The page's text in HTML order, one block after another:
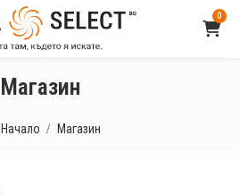
0
Магазин
Начало Магазин